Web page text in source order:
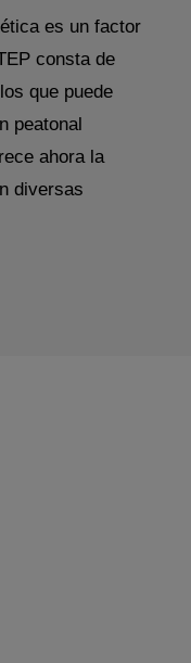
es un factor
consta de
que puede
peatonal
ahora la
diversas